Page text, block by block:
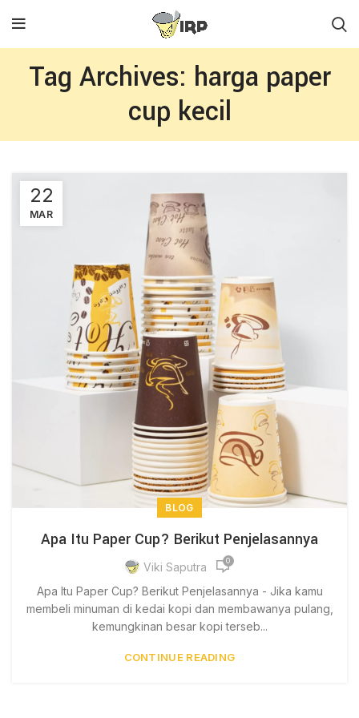
Tag Archives: harga paper
cup kecil
22
MAR
BLOG
Apa Itu Paper Cup? Berikut Penjelasannya
Viki Saputra 0
Apa Itu Paper Cup? Berikut Penjelasannya - Jika kamu
membeli minuman di kedai kopi dan membawanya pulang,
kemungkinan besar kopi terseb...
CONTINUE READING